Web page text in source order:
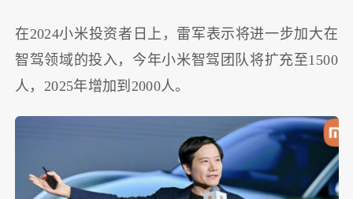
在2024小米投资者日上，雷军表示将进一步加大在
智驾领域的投入，今年小米智驾团队将扩充至1500
人，2025年增加到2000人。